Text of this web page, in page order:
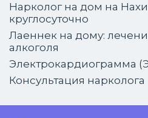
Нарколог на дом на
круглосуточно
Лаеннек на дому:
алкоголя
Электрокардиограмма
Консультация нарколога